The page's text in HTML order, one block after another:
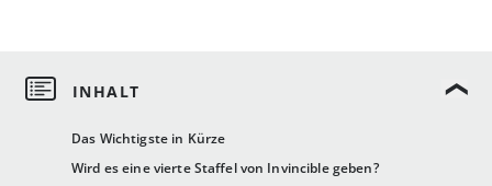
Das Wichtigste in Kürze
Wird es eine vierte Staffel von Invincible geben?